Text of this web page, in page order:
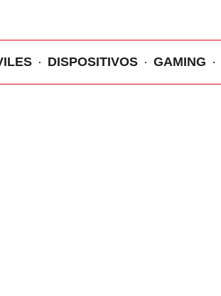
DISPOSITIVOS GAMING